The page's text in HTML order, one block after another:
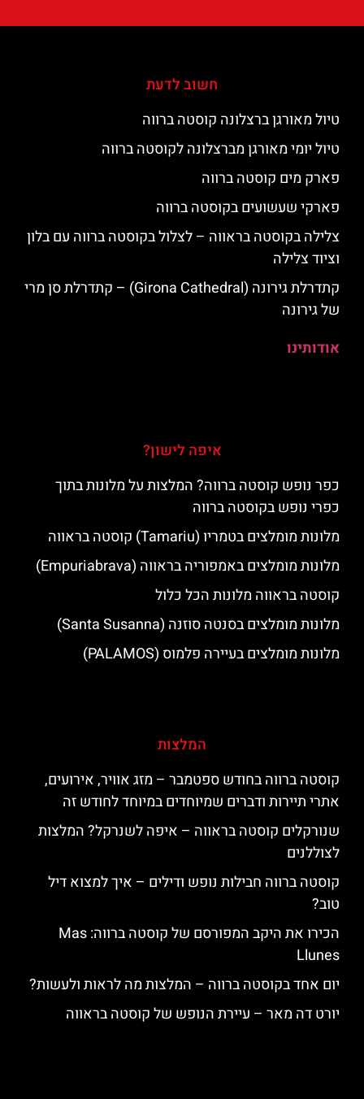
חשוב לדעת
טיול מאורגן ברצלונה קוסטה ברווה
טיול יומי מאורגן מברצלונה לקוסטה ברווה
פארק מים קוסטה ברווה
פארקי שעשועים בקוסטה ברווה
צלילה בקוסטה בראווה – לצלול בקוסטה ברווה עם בלון
וציוד צלילה
קתדרלת גירונה (Girona Cathedral) – קתדרלת סן מרי
של גירונה
אודותינו
איפה לישון?
כפר נופש קוסטה ברווה? המלצות על מלונות בתוך
כפרי נופש בקוסטה ברווה
מלונות מומלצים בטמריו (Tamariu) קוסטה בראווה
מלונות מומלצים באמפוריה בראווה (Empuriabrava)
קוסטה בראווה מלונות הכל כלול
מלונות מומלצים בסנטה סוזנה (Santa Susanna)
מלונות מומלצים בעיירה פלמוס (PALAMOS)
המלצות
קוסטה ברווה בחודש ספטמבר – מזג אוויר, אירועים,
אתרי תיירות ודברים שמיוחדים במיוחד לחודש זה
שנורקלים קוסטה בראווה – איפה לשנרקל? המלצות
לצוללנים
קוסטה ברווה חבילות נופש ודילים – איך למצוא דיל
טוב?
הכירו את היקב המפורסם של קוסטה ברווה: ‪‪Mas
Llunes‬‬
יום אחד בקוסטה ברווה – המלצות מה לראות ולעשות?
יורט דה מאר – עיירת הנופש של קוסטה בראווה